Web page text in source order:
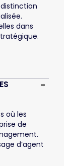
dans
où les
de
d’agent